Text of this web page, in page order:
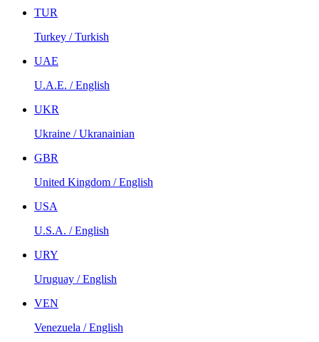
TUR
Turkey / Turkish
UAE
U.A.E. / English
UKR
Ukraine / Ukranainian
GBR
United Kingdom / English
USA
U.S.A. / English
URY
Uruguay / English
VEN
Venezuela / English